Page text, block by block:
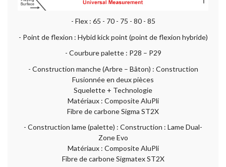
- Flex : 65 - 70 - 75 - 80 - 85
- Point de flexion : Hybid kick point (point de flexion hybride)
- Courbure palette : P28 – P29
- Construction manche (Arbre – Bâton) : Construction
Fusionnée en deux pièces
Squelette + Technologie
Matériaux : Composite AluPli
Fibre de carbone Sigma ST2X
- Construction lame (palette) : Construction : Lame Dual-
Zone Evo
Matériaux : Composite AluPli
Fibre de carbone Sigmatex ST2X